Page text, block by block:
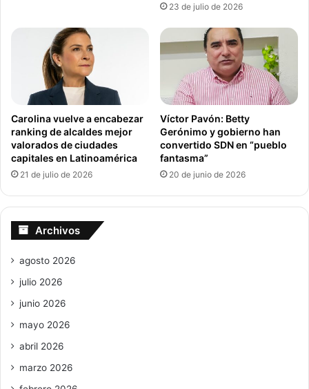
23 de julio de 2026
Carolina vuelve a encabezar
ranking de alcaldes mejor
valorados de ciudades
capitales en Latinoamérica
21 de julio de 2026
Víctor Pavón: Betty
Gerónimo y gobierno han
convertido SDN en “pueblo
fantasma”
20 de junio de 2026
Archivos
agosto 2026
julio 2026
junio 2026
mayo 2026
abril 2026
marzo 2026